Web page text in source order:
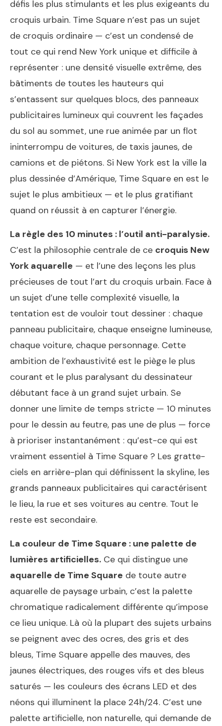
défis les plus stimulants et les plus exigeants du
croquis urbain. Time Square n’est pas un sujet
de croquis ordinaire — c’est un condensé de
tout ce qui rend New York unique et difficile à
représenter : une densité visuelle extrême, des
bâtiments de toutes les hauteurs qui
s’entassent sur quelques blocs, des panneaux
publicitaires lumineux qui couvrent les façades
du sol au sommet, une rue animée par un flot
ininterrompu de voitures, de taxis jaunes, de
camions et de piétons. Si New York est la ville la
plus dessinée d’Amérique, Time Square en est le
sujet le plus ambitieux — et le plus gratifiant
quand on réussit à en capturer l’énergie.
La règle des 10 minutes : l’outil anti-paralysie.
C’est la philosophie centrale de ce croquis New
York aquarelle — et l’une des leçons les plus
précieuses de tout l’art du croquis urbain. Face à
un sujet d’une telle complexité visuelle, la
tentation est de vouloir tout dessiner : chaque
panneau publicitaire, chaque enseigne lumineuse,
chaque voiture, chaque personnage. Cette
ambition de l’exhaustivité est le piège le plus
courant et le plus paralysant du dessinateur
débutant face à un grand sujet urbain. Se
donner une limite de temps stricte — 10 minutes
pour le dessin au feutre, pas une de plus — force
à prioriser instantanément : qu’est-ce qui est
vraiment essentiel à Time Square ? Les gratte-
ciels en arrière-plan qui définissent la skyline, les
grands panneaux publicitaires qui caractérisent
le lieu, la rue et ses voitures au centre. Tout le
reste est secondaire.
La couleur de Time Square : une palette de
lumières artificielles. Ce qui distingue une
aquarelle de Time Square de toute autre
aquarelle de paysage urbain, c’est la palette
chromatique radicalement différente qu’impose
ce lieu unique. Là où la plupart des sujets urbains
se peignent avec des ocres, des gris et des
bleus, Time Square appelle des mauves, des
jaunes électriques, des rouges vifs et des bleus
saturés — les couleurs des écrans LED et des
néons qui illuminent la place 24h/24. C’est une
palette artificielle, non naturelle, qui demande de